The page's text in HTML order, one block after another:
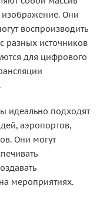
Они
воспроизводить
разных источников
для цифрового
идеально подходят
аэропортов,
Они могут
мероприятиях.